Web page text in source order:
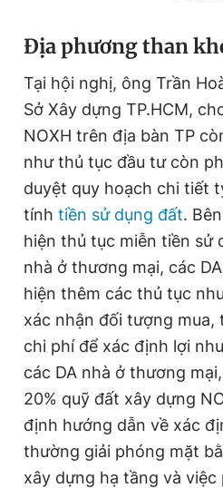
Địa phương than
Tại hội nghị, ông Trần
Sở Xây dựng TP.HCM,
NOXH trên địa bàn TP
như thủ tục đầu tư còn
duyệt quy hoạch chi tiết
tính tiền sử dụng đất.
hiện thủ tục miễn tiền sử
nhà ở thương mại, các
hiện thêm các thủ tục
xác nhận đối tượng mua,
chi phí để xác định lợi
các DA nhà ở thương
20% quỹ đất xây dựng
định hướng dẫn về xác
thường giải phóng mặt
xây dựng hạ tầng và